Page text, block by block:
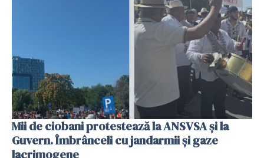
Mii de ciobani protestează la ANSVSA și la
Guvern. Îmbrânceli cu jandarmii și gaze
lacrimogene